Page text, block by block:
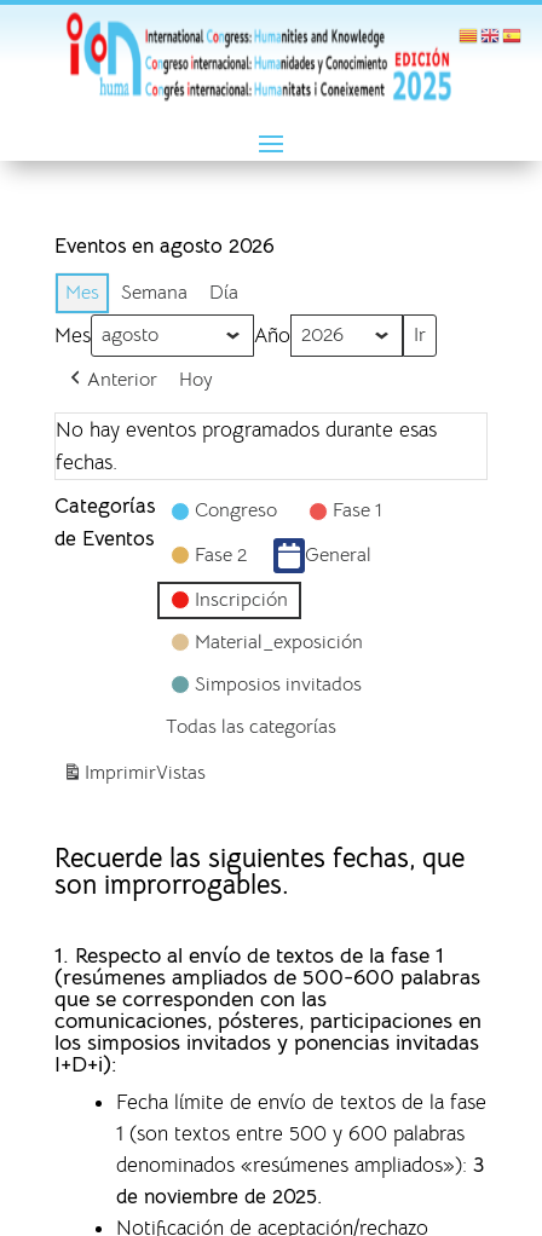
Eventos en agosto 2026
Mes Semana Día
Mes Año
Anterior Hoy
No hay eventos programados durante esas
fechas.
Categorías
de Eventos
Congreso
Fase 1
Fase 2
General
Inscripción
Material_exposición
Simposios invitados
Todas las categorías
ImprimirVistas
Recuerde las siguientes fechas, que
son improrrogables.
1. Respecto al envío de textos de la fase 1
(resúmenes ampliados de 500-600 palabras
que se corresponden con las
comunicaciones, pósteres, participaciones en
los simposios invitados y ponencias invitadas
I+D+i):
Fecha límite de envío de textos de la fase
1 (son textos entre 500 y 600 palabras
denominados «resúmenes ampliados»): 3
de noviembre de 2025.
Notificación de aceptación/rechazo